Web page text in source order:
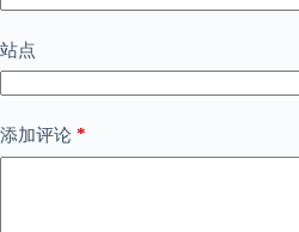
站点
添加评论 *